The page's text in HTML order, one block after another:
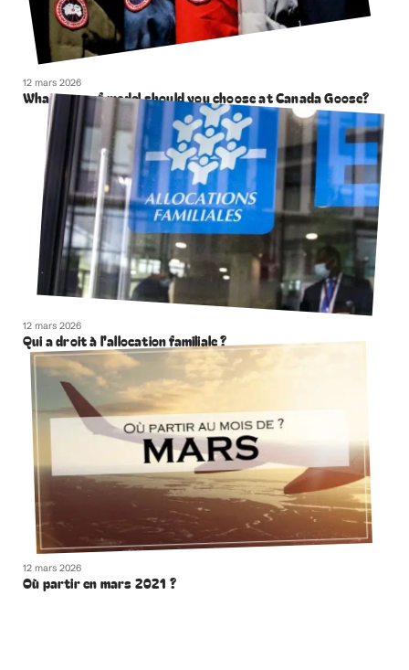
12 mars 2026
What type of model should you choose at Canada Goose?
12 mars 2026
Qui a droit à l’allocation familiale ?
12 mars 2026
Où partir en mars 2021 ?